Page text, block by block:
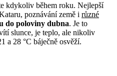
kdykoliv během roku. Nejlepší
poznávání země i různé
do poloviny dubna. Je to
slunce, je teplo, ale nikoliv
a 28 °C báječně osvěží.